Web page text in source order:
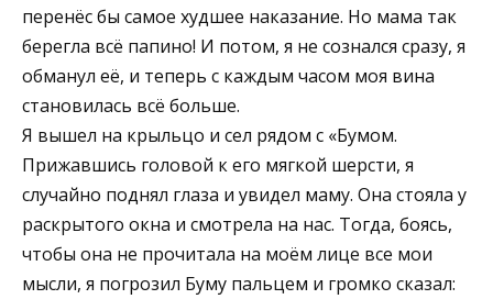
перенёс бы самое худшее наказание. Но мама так
берегла всё папино! И потом, я не сознался сразу, я
обманул её, и теперь с каждым часом моя вина
становилась всё больше.
Я вышел на крыльцо и сел рядом с «Бумом.
Прижавшись головой к его мягкой шерсти, я
случайно поднял глаза и увидел маму. Она стояла у
раскрытого окна и смотрела на нас. Тогда, боясь,
чтобы она не прочитала на моём лице все мои
мысли, я погрозил Буму пальцем и громко сказал: